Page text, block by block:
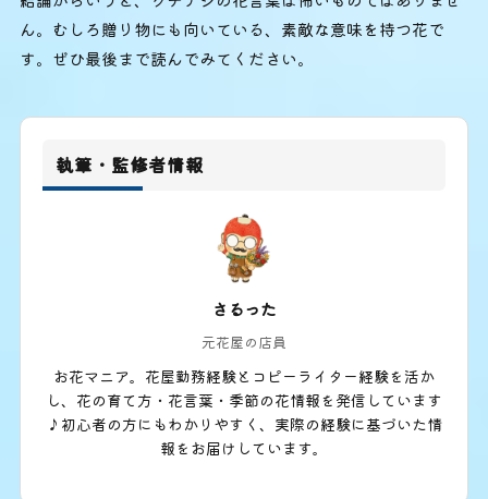
ん。むしろ贈り物にも向いている、素敵な意味を持つ花で
す。ぜひ最後まで読んでみてください。
執筆・監修者情報
さるった
元花屋の店員
お花マニア。花屋勤務経験とコピーライター経験を活か
し、花の育て方・花言葉・季節の花情報を発信しています
♪初心者の方にもわかりやすく、実際の経験に基づいた情
報をお届けしています。